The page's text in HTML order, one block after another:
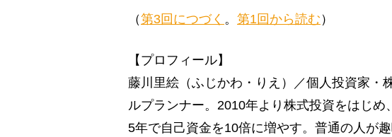
（第3回につづく 。 第1回から読む ）
【プロフィール】
藤川里絵（ふじかわ・りえ）／個人投資家・
ルプランナー。2010年より株式投資をはじめ
5年で自己資金を10倍に増やす。普通の人が